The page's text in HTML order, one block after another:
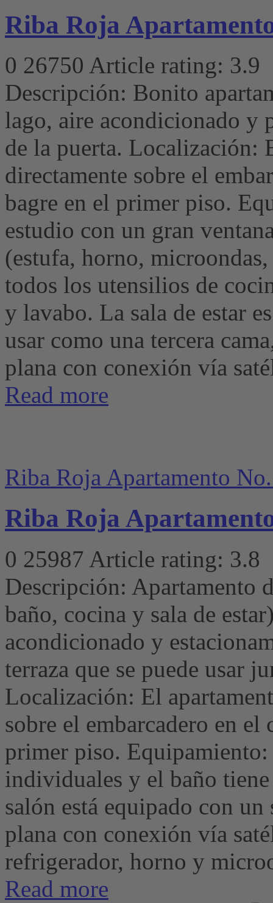
Riba Roja
0 26750 Article rating: 3.9
Descripción: Bonito
lago, aire acondicionado y
de la puerta. Localización:
directamente sobre el
bagre en el primer piso.
estudio con un gran
(estufa, horno,
todos los utensilios de
y lavabo. La sala de estar
usar como una tercera
plana con conexión vía
Read more
Riba Roja Apartamento
Riba Roja
0 25987 Article rating: 3.8
Descripción: Apartamento
baño, cocina y sala de
acondicionado y
terraza que se puede usar
Localización: El
sobre el embarcadero en el
primer piso.
individuales y el baño
salón está equipado con
plana con conexión vía
refrigerador, horno y
Read more